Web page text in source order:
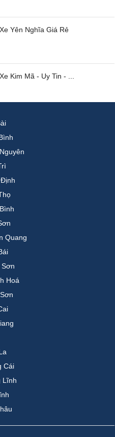
Yên Nghĩa Giá Rẻ
Kim Mã - Uy Tin - ...
Quang
Hoá
Cái
Lĩnh